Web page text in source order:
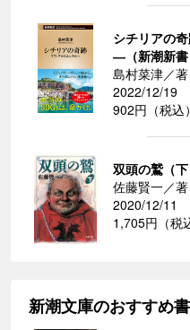
シチリアの
―（新潮新書
島村菜津／著
2022/12/19
902円（税込）
双頭の鷲（下
佐藤賢一／著
2020/12/11
1,705円（税
新潮文庫のおすすめ